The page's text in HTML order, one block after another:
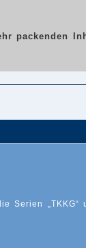
packenden
„TKKG“